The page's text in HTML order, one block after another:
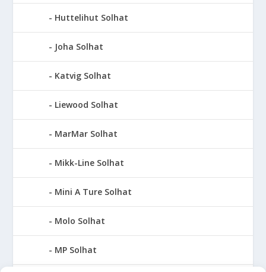
Huttelihut Solhat
Joha Solhat
Katvig Solhat
Liewood Solhat
MarMar Solhat
Mikk-Line Solhat
Mini A Ture Solhat
Molo Solhat
MP Solhat